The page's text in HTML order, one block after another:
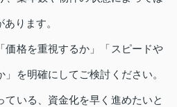
ります。
価格を重視するか」「スピードや
を明確にしてご検討ください。
ている、資金化を早く進めたいと